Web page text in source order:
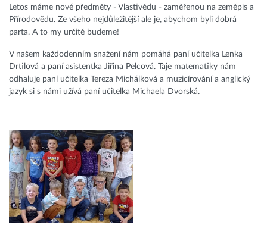
Letos máme nové předměty - Vlastivědu - zaměřenou na zeměpis a
Přírodovědu. Ze všeho nejdůležitější ale je, abychom byli dobrá
parta. A to my určitě budeme!
V našem každodenním snažení nám pomáhá paní učitelka Lenka
Drtilová a paní asistentka Jiřina Pelcová. Taje matematiky nám
odhaluje paní učitelka Tereza Michálková a muzicírování a anglický
jazyk si s námi užívá paní učitelka Michaela Dvorská.